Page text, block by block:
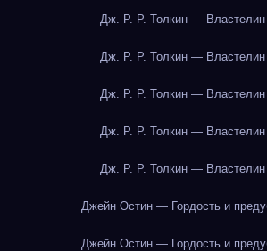
Дж. Р. Р. Толкин — Властелин
Дж. Р. Р. Толкин — Властелин
Дж. Р. Р. Толкин — Властелин
Дж. Р. Р. Толкин — Властелин
Дж. Р. Р. Толкин — Властелин
Джейн Остин — Гордость и
Джейн Остин — Гордость и